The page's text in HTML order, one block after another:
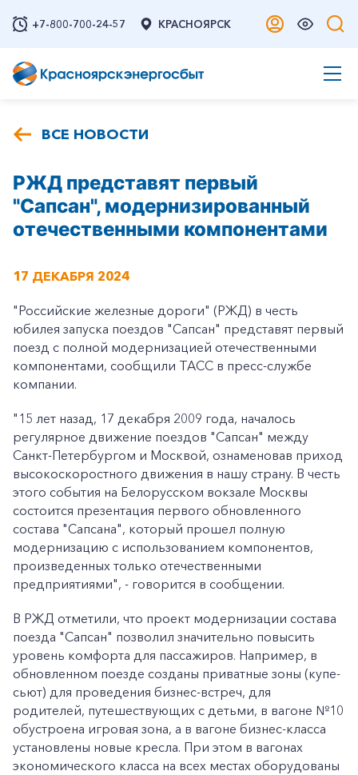
+7-800-700-24-57 КРАСНОЯРСК
ВСЕ НОВОСТИ
РЖД представят первый
"Сапсан", модернизированный
отечественными компонентами
17 ДЕКАБРЯ 2024
"Российские железные дороги" (РЖД) в честь
юбилея запуска поездов "Сапсан" представят первый
поезд с полной модернизацией отечественными
компонентами, сообщили ТАСС в пресс-службе
компании.
"15 лет назад, 17 декабря 2009 года, началось
регулярное движение поездов "Сапсан" между
Санкт-Петербургом и Москвой, ознаменовав приход
высокоскоростного движения в нашу страну. В честь
этого события на Белорусском вокзале Москвы
состоится презентация первого обновленного
состава "Сапсана", который прошел полную
модернизацию с использованием компонентов,
произведенных только отечественными
предприятиями", - говорится в сообщении.
В РЖД отметили, что проект модернизации состава
поезда "Сапсан" позволил значительно повысить
уровень комфорта для пассажиров. Например, в
обновленном поезде созданы приватные зоны (купе-
сьют) для проведения бизнес-встреч, для
родителей, путешествующих с детьми, в вагоне №10
обустроена игровая зона, а в вагоне бизнес-класса
установлены новые кресла. При этом в вагонах
экономического класса на всех местах оборудованы